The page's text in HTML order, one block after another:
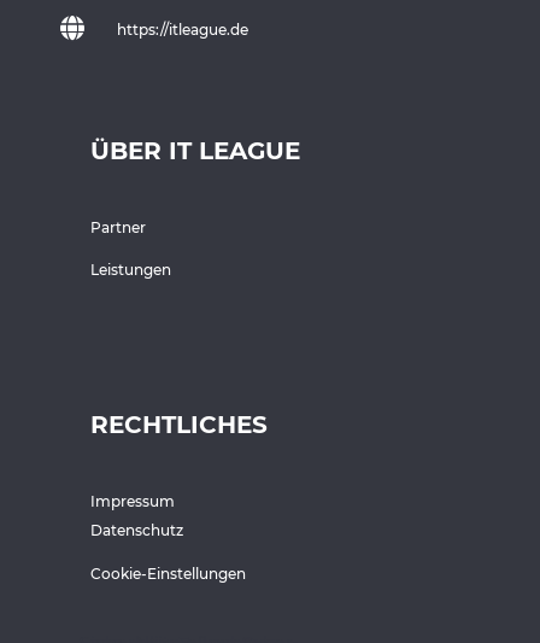
 https://itleague.de
ÜBER IT LEAGUE
Partner
Leistungen
RECHTLICHES
Impressum
Datenschutz
Cookie-Einstellungen